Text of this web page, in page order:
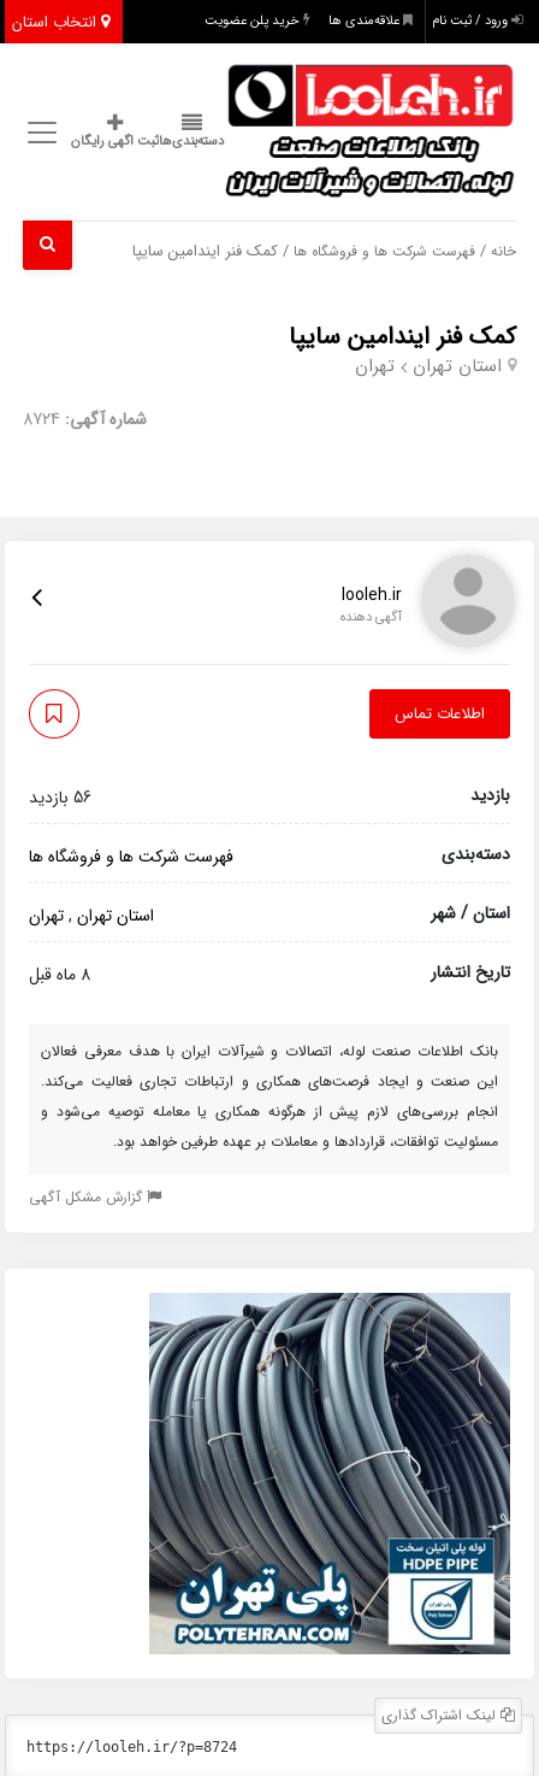
انتخاب استان ورود / ثبت نام علاقه‌مندی ها خرید پلن عضویت
دسته‌بندی‌هاثبت اگهی رایگان
خانه /فهرست شرکت ها و فروشگاه ها / کمک فنر ایندامین سایپا
کمک فنر ایندامین سایپا
استان تهران تهران
شماره آگهی: 8724
looleh.ir
آگهی دهنده
اطلاعات تماس
بازدید 56 بازدید
دسته‌بندی فهرست شرکت ها و فروشگاه ها
استان / شهر استان تهران,تهران
تاریخ انتشار 8 ماه قبل
بانک اطلاعات صنعت لوله، اتصالات و شیرآلات ایران با هدف معرفی فعالان
این صنعت و ایجاد فرصت‌های همکاری و ارتباطات تجاری فعالیت می‌کند.
انجام بررسی‌های لازم پیش از هرگونه همکاری یا معامله توصیه می‌شود و
مسئولیت توافقات، قراردادها و معاملات بر عهده طرفین خواهد بود.
گزارش مشکل آگهی
لینک اشتراک گذاری